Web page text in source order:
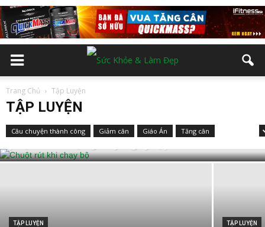
Trang Chủ Tập Luyện
TẬP LUYỆN
Câu chuyện thành công Giảm cân Giáo Án
Tăng cân
TẬP LUYỆN
Chuột rút khi chạy bộ: Lý do và cách khắc
phục tình trạng này ngay lập tức
TẬP LUYỆN TẬP LUYỆN